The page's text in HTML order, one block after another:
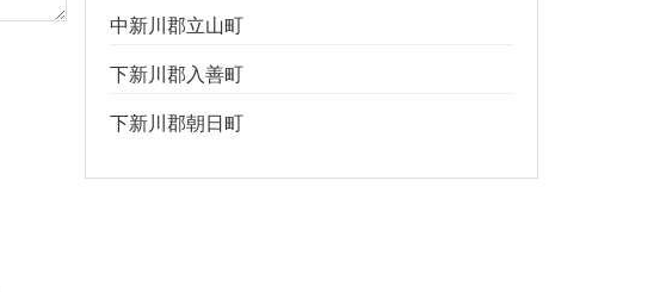
中新川郡立山町
下新川郡入善町
下新川郡朝日町